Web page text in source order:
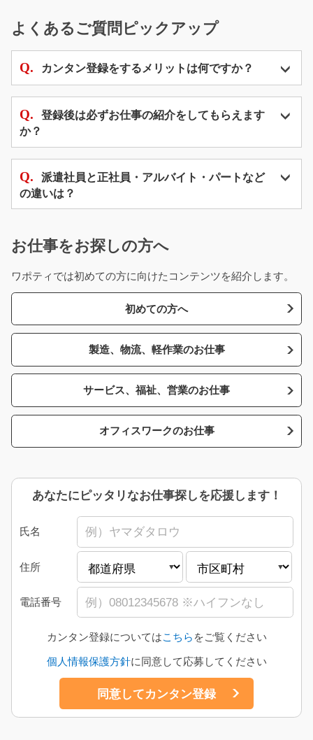
よくあるご質問ピックアップ
カンタン登録をするメリットは何ですか？
登録後は必ずお仕事の紹介をしてもらえます
か？
派遣社員と正社員・アルバイト・パートなど
の違いは？
お仕事をお探しの方へ
ワポティでは初めての方に向けたコンテンツを紹介します。
初めての方へ
製造、物流、軽作業のお仕事
サービス、福祉、営業のお仕事
オフィスワークのお仕事
あなたにピッタリなお仕事探しを応援します！
氏名
住所
電話番号
カンタン登録についてはこちら をご覧ください
個人情報保護方針に同意して応募してください